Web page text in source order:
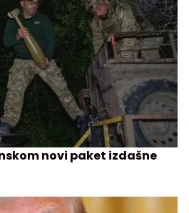
novi paket izdašne